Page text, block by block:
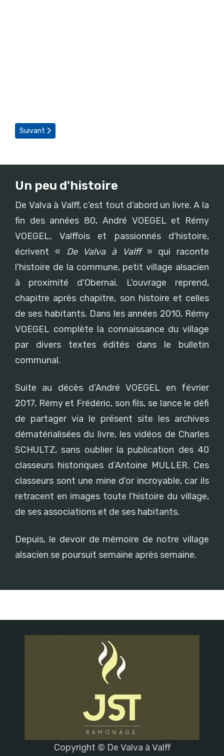
Article suivant : Les Kids Valff’oies, une nouvelle association
Suivant
Un peu d'histoire
De Valva à Valff, c’est tout d’abord un livre. A la
fin des années 80, André VOEGEL et Rémy
VOEGEL, Valffois et passionnés d'histoire,
écrivent « De Valva à Valff» qui raconte
l'histoire de la commune, petit village alsacien
à proximité d'Obernai. L'ouvrage reprend,
chapitre après chapitre, son histoire et celles
de ses habitants. Dans les années 2010, Rémy
VOEGEL complète la connaissance du village
par divers textes édités dans le bulletin
communal.
Suite au décès d’André VOEGEL en février
2017, Rémy et Frédéric, son fils, se lance le défi
de partager via le présent site les archives
dématérialisées du livre, les vidéos de Charles
SCHULTZ, sans oublier la publication des 40
classeurs historiques d’Antoine MULLER. Ces
classeurs sont une mine d'or incroyable, car ils
retracent en images toute l'histoire du village,
de ses associations et de ses habitants.
Depuis, le devoir de mémoire de notre village
alsacien se poursuit semaine après semaine.
Copyright © De Valva à Valff